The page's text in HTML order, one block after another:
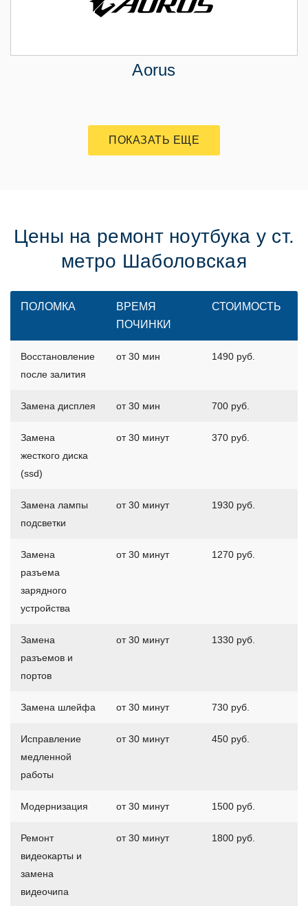
Aorus
ПОКАЗАТЬ ЕЩЕ
Цены на ремонт ноутбука у ст.
метро Шаболовская
ПОЛОМКА
ВРЕМЯ
ПОЧИНКИ
СТОИМОСТЬ
Восстановление
после залития
от 30 мин 1490 руб.
Замена дисплея от 30 мин 700 руб.
Замена
жесткого диска
(ssd)
от 30 минут 370 руб.
Замена лампы
подсветки
от 30 минут 1930 руб.
Замена
разъема
зарядного
устройства
от 30 минут 1270 руб.
Замена
разъемов и
портов
от 30 минут 1330 руб.
Замена шлейфа от 30 минут 730 руб.
Исправление
медленной
работы
от 30 минут 450 руб.
Модернизация от 30 минут 1500 руб.
Ремонт
видеокарты и
замена
видеочипа
от 30 минут 1800 руб.